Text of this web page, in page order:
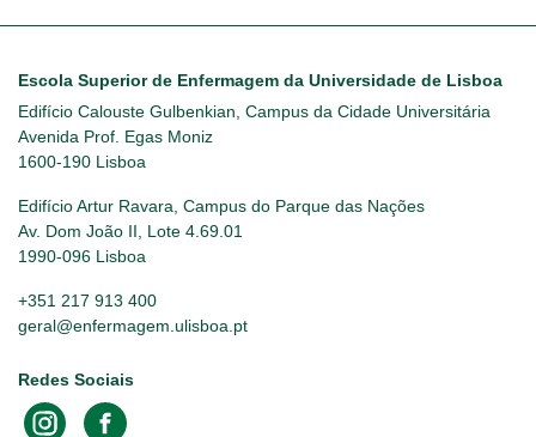
Escola Superior de Enfermagem da Universidade de Lisboa
Edifício Calouste Gulbenkian, Campus da Cidade Universitária
Avenida Prof. Egas Moniz
1600-190 Lisboa
Edifício Artur Ravara, Campus do Parque das Nações
Av. Dom João II, Lote 4.69.01
1990-096 Lisboa
+351 217 913 400
geral@enfermagem.ulisboa.pt
Redes Sociais